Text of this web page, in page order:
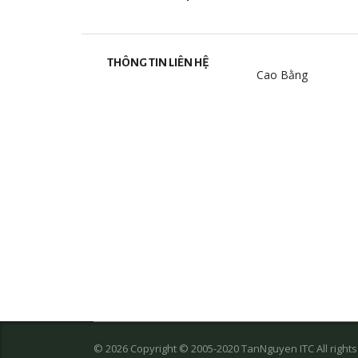
THÔNG TIN LIÊN HỆ
Cao Bằng
© 2026 Copyright © 2005-2020 TanNguyen ITC All